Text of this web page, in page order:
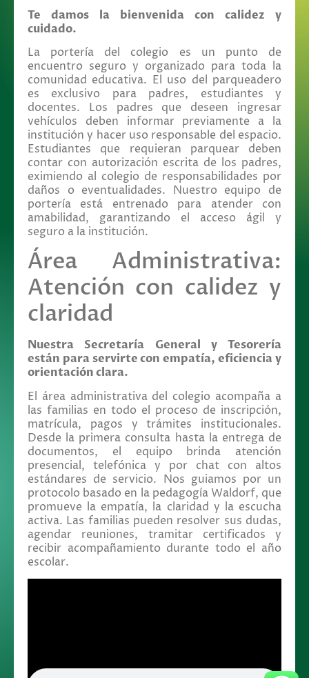
Te damos la bienvenida con calidez y
cuidado.
La portería del colegio es un punto de
encuentro seguro y organizado para toda la
comunidad educativa. El uso del parqueadero
es exclusivo para padres, estudiantes y
docentes. Los padres que deseen ingresar
vehículos deben informar previamente a la
institución y hacer uso responsable del espacio.
Estudiantes que requieran parquear deben
contar con autorización escrita de los padres,
eximiendo al colegio de responsabilidades por
daños o eventualidades. Nuestro equipo de
portería está entrenado para atender con
amabilidad, garantizando el acceso ágil y
seguro a la institución.
Área Administrativa:
Atención con calidez y
claridad
Nuestra Secretaría General y Tesorería
están para servirte con empatía, eficiencia y
orientación clara.
El área administrativa del colegio acompaña a
las familias en todo el proceso de inscripción,
matrícula, pagos y trámites institucionales.
Desde la primera consulta hasta la entrega de
documentos, el equipo brinda atención
presencial, telefónica y por chat con altos
estándares de servicio. Nos guiamos por un
protocolo basado en la pedagogía Waldorf, que
promueve la empatía, la claridad y la escucha
activa. Las familias pueden resolver sus dudas,
agendar reuniones, tramitar certificados y
recibir acompañamiento durante todo el año
escolar.